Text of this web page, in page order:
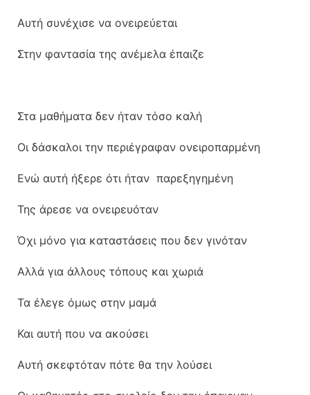
Αυτή συνέχισε να ονειρεύεται
Στην φαντασία της ανέμελα έπαιζε
Στα μαθήματα δεν ήταν τόσο καλή
Οι δάσκαλοι την περιέγραφαν ονειροπαρμένη
Ενώ αυτή ήξερε ότι ήταν παρεξηγημένη
Της άρεσε να ονειρευόταν
Όχι μόνο για καταστάσεις που δεν γινόταν
Αλλά για άλλους τόπους και χωριά
Τα έλεγε όμως στην μαμά
Και αυτή που να ακούσει
Αυτή σκεφτόταν πότε θα την λούσει